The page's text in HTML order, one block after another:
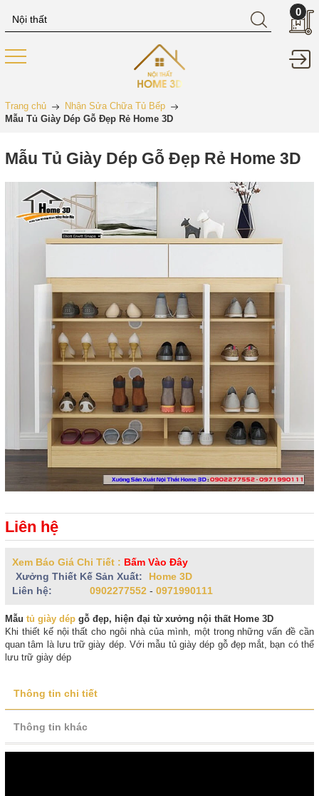
0
Trang chủ
Nhận Sửa Chữa Tủ Bếp
Mẫu Tủ Giày Dép Gỗ Đẹp Rẻ Home 3D
Mẫu Tủ Giày Dép Gỗ Đẹp Rẻ Home 3D
Liên hệ
Xem Báo Giá Chi Tiết : Bấm Vào Đây
Xưởng Thiết Kế Sản Xuất:
Home 3D
Liên hệ:
0902277552 - 0971990111
Mẫu tủ giày dép gỗ đẹp, hiện đại từ xưởng nội thất Home 3D
Khi thiết kế nội thất cho ngôi nhà của mình, một trong những vấn đề cần
quan tâm là lưu trữ giày dép. Với mẫu tủ giày dép gỗ đẹp mắt, bạn có thể
lưu trữ giày dép
Thông tin chi tiết
Thông tin khác